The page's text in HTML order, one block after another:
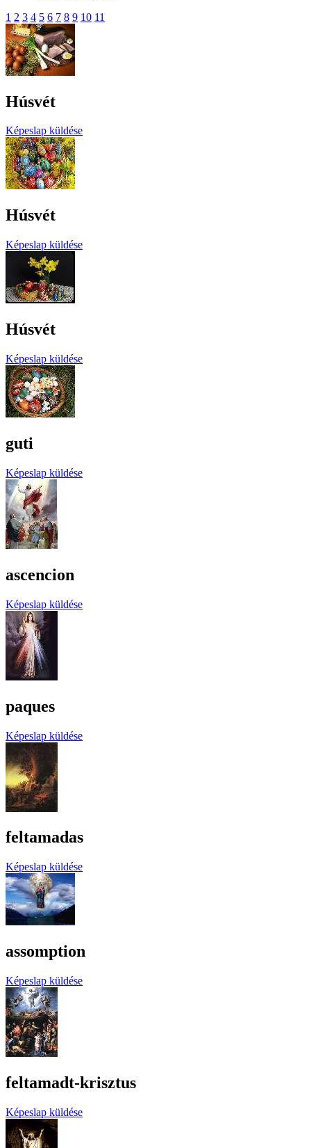
1 2 3 4 5 6 7 8 9 10 11
Húsvét
Képeslap küldése
Húsvét
Képeslap küldése
Húsvét
Képeslap küldése
guti
Képeslap küldése
ascencion
Képeslap küldése
paques
Képeslap küldése
feltamadas
Képeslap küldése
assomption
Képeslap küldése
feltamadt-krisztus
Képeslap küldése